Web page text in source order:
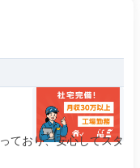
ており、安心してスタ